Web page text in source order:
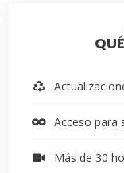
Acceso para
Más de 30